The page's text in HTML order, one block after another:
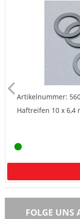
Artikelnummer:
Haftreifen 10 x 6,4
FOLGE UNS